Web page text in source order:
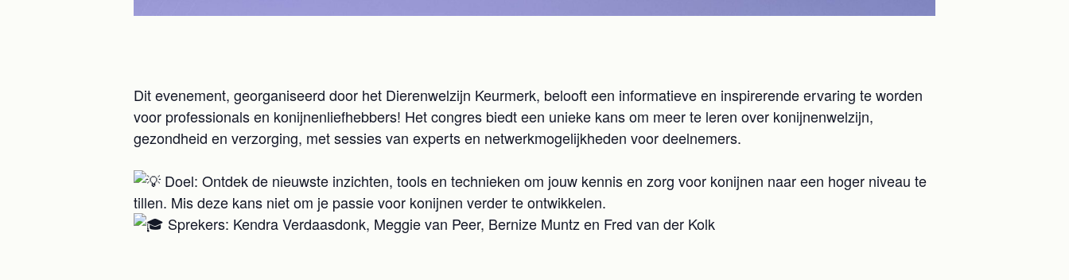
Dit evenement, georganiseerd door het Dierenwelzijn Keurmerk, belooft een informatieve en inspirerende ervaring te worden
voor professionals en konijnenliefhebbers! Het congres biedt een unieke kans om meer te leren over konijnenwelzijn,
gezondheid en verzorging, met sessies van experts en netwerkmogelijkheden voor deelnemers.
Doel: Ontdek de nieuwste inzichten, tools en technieken om jouw kennis en zorg voor konijnen naar een hoger niveau te
tillen. Mis deze kans niet om je passie voor konijnen verder te ontwikkelen.
Sprekers: Kendra Verdaasdonk, Meggie van Peer, Bernize Muntz en Fred van der Kolk